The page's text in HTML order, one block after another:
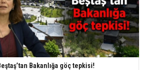
Bakanlığa göç tepkisi!